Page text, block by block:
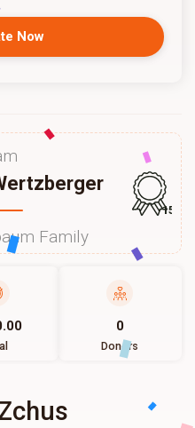
Now
Family
157
0
Donors